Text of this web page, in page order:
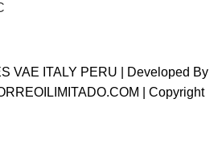
VAE ITALY PERU | Developed By
| Copyright